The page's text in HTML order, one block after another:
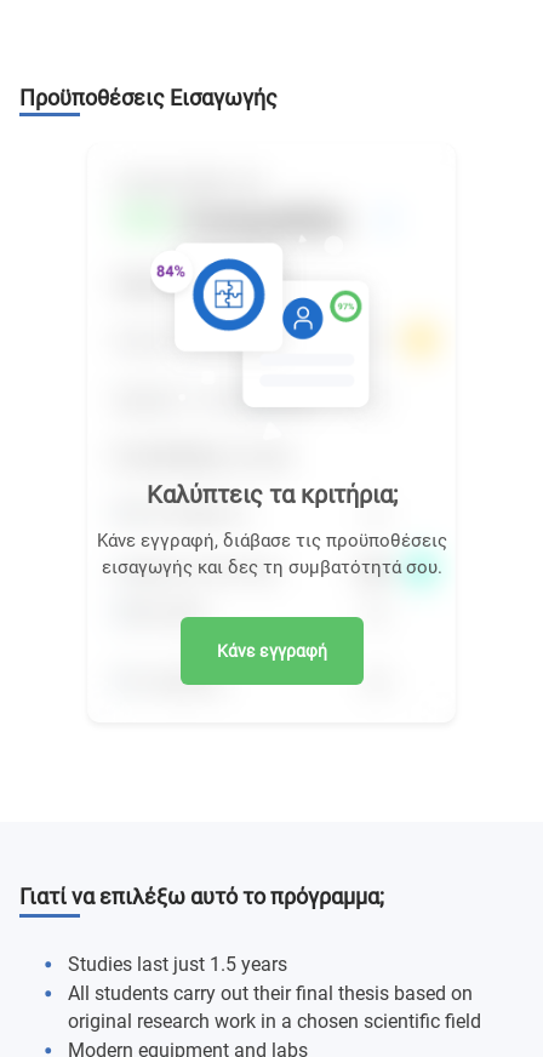
Προϋποθέσεις Εισαγωγής
Καλύπτεις τα κριτήρια;
Κάνε εγγραφή, διάβασε τις προϋποθέσεις
εισαγωγής και δες τη συμβατότητά σου.
Κάνε εγγραφή
Γιατί να επιλέξω αυτό το πρόγραμμα;
Studies last just 1.5 years
All students carry out their final thesis based on
original research work in a chosen scientific field
Modern equipment and labs